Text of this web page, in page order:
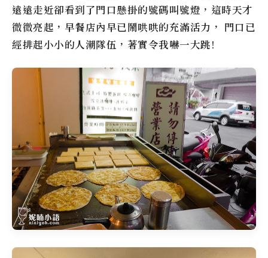
遠遠走近卻看到了門口懸掛的號碼叫號燈，這時天才
微微亮起，早餐店內早已鬧哄哄的充滿活力， 門口已
經排起小小的人潮隊伍，著實令我嚇一大跳!